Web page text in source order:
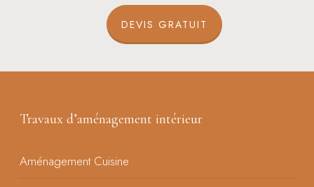
DEVIS GRATUIT
Travaux d’aménagement intérieur
Aménagement Cuisine